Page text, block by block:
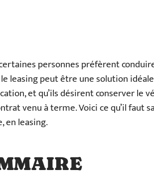
personnes préfèrent
leasing peut être une solution
et qu’ils désirent conserver le
venu à terme. Voici ce qu’il faut
en leasing.